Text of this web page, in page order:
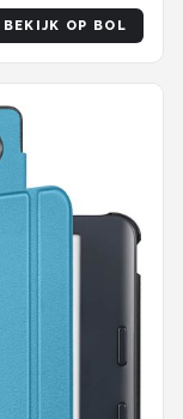
BEKIJK OP BOL